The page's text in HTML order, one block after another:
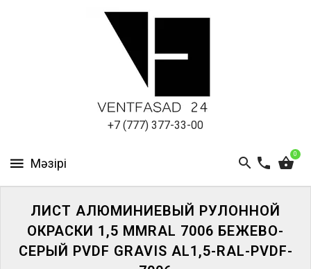
+7 (777) 377-33-00
0
ПАНЕЛИ
ЛИСТ АЛЮМИНИЕВЫЙ РУЛОННОЙ
ОКРАСКИ 1,5 ММRAL 7006 БЕЖЕВО-
СЕРЫЙ PVDF GRAVIS AL1,5-RAL-PVDF-